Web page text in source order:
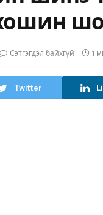
Сэтгэгдэл байхгүй 1
Twitter